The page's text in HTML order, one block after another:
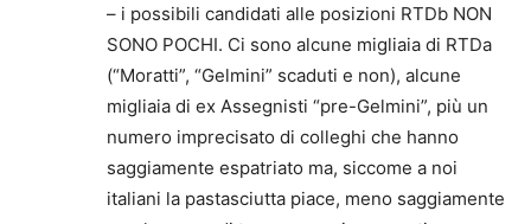
– i possibili candidati alle posizioni RTDb NON
SONO POCHI. Ci sono alcune migliaia di RTDa
(“Moratti”, “Gelmini” scaduti e non), alcune
migliaia di ex Assegnisti “pre-Gelmini”, più un
numero imprecisato di colleghi che hanno
saggiamente espatriato ma, siccome a noi
italiani la pastasciutta piace, meno saggiamente